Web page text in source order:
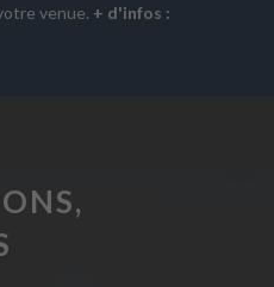
venue. + d'infos :